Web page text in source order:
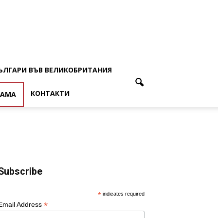
ВЪВ ВЕЛИКОБРИТАНИЯ
КОНТАКТИ
* indicates required
Address *